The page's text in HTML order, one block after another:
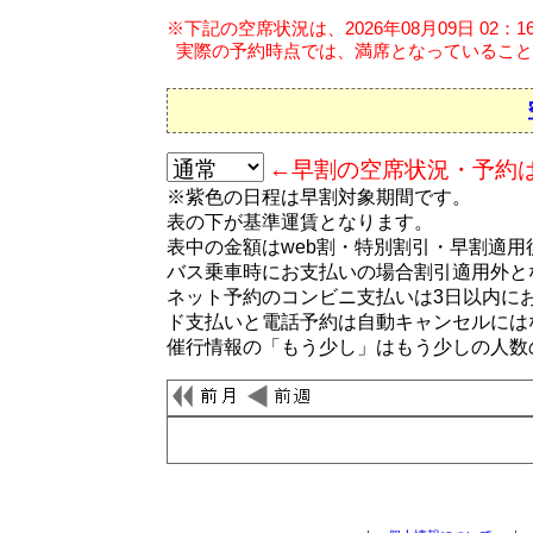
※下記の空席状況は、2026年08月09日 02：
実際の予約時点では、満席となっているこ
←早割の空席状況・予約
※紫色の日程は早割対象期間です。
表の下が基準運賃となります。
表中の金額はweb割・特別割引・早割適
バス乗車時にお支払いの場合割引適用外
ネット予約のコンビニ支払いは3日以内に
ド支払いと電話予約は自動キャンセルに
催行情報の「もう少し」はもう少しの人